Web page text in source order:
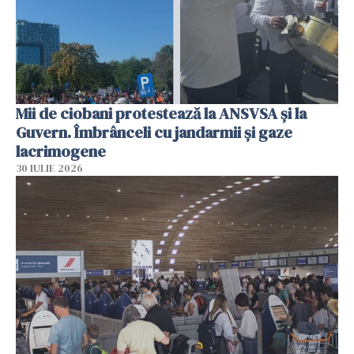
Mii de ciobani protestează la ANSVSA și la
Guvern. Îmbrânceli cu jandarmii și gaze
lacrimogene
30 IULIE 2026